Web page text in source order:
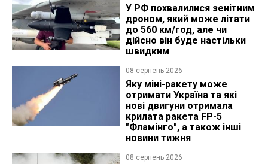
У РФ похвалилися зенітним
дроном, який може літати
до 560 км/год, але чи
дійсно він буде настільки
швидким
08 серпень 2026
Яку міні-ракету може
отримати Україна та які
нові двигуни отримала
крилата ракета FP-5
"Фламінго", а також інші
новини тижня
08 серпень 2026